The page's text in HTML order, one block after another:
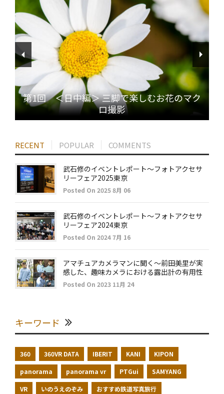
第1回 ＜日中編＞ 三脚で楽しむお花のマク
ロ撮影
RECENT POPULAR COMMENTS
武石修のイベントレポート～フォトアクセサ
リーフェア2025東京
Posted On 2025 8月 06
武石修のイベントレポート～フォトアクセサ
リーフェア2024東京
Posted On 2024 7月 16
アマチュアカメラマンに聞く～前田美里が実
感した、趣味カメラにおける露出計の有用性
Posted On 2023 11月 24
キーワード
360 360VR DATA IBERIT KANI KIPON
panorama panorama vr PTGui SAMYANG
VR いのうえのぞみ おすすめ鉄道写真旅行